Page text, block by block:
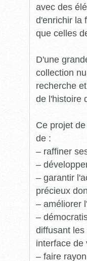
avec des
d'enrichir la
que celles
D'une
collection
recherche
de l'histoire
Ce projet
de :
– raffiner
–
– garantir
précieux
– améliorer
–
diffusant
interface de
– faire